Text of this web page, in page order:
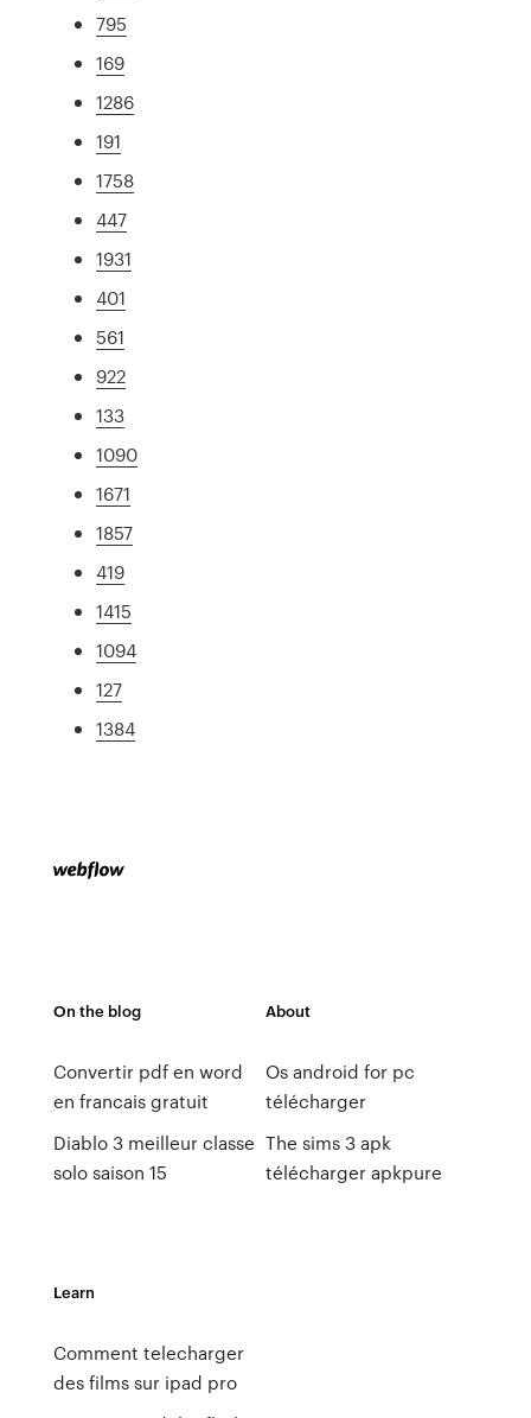
795
169
1286
191
1758
447
1931
401
561
922
133
1090
1671
1857
419
1415
1094
127
1384
On the blog
Convertir pdf en word
en francais gratuit
Diablo 3 meilleur classe
solo saison 15
About
Os android for pc
télécharger
The sims 3 apk
télécharger apkpure
Learn
Comment telecharger
des films sur ipad pro